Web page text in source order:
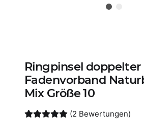
Ringpinsel doppelter
Fadenvorband
Mix Größe 10
(2 Bewertungen)